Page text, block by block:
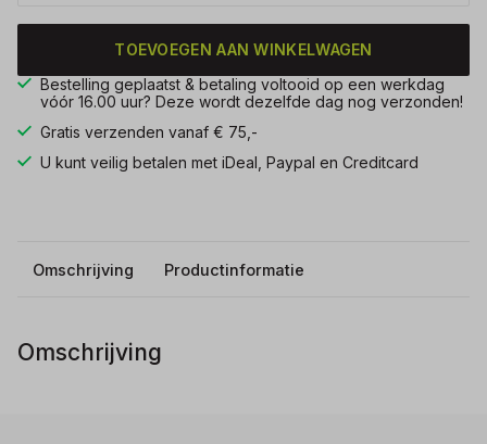
TOEVOEGEN AAN WINKELWAGEN
Bestelling geplaatst & betaling voltooid op een werkdag
vóór 16.00 uur? Deze wordt dezelfde dag nog verzonden!
Gratis verzenden vanaf € 75,-
U kunt veilig betalen met iDeal, Paypal en Creditcard
Omschrijving Productinformatie
Omschrijving